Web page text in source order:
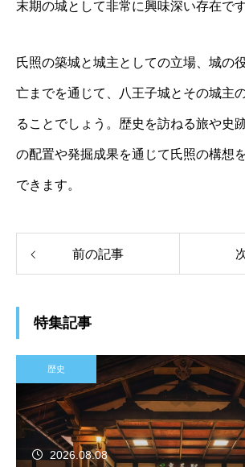
末期の城として非常に興味深い存在です
氏照の築城と城主としての立場、城の
亡までを通じて、八王子城とその城主
ることでしょう。歴史を訪ねる旅や史
の配置や発掘成果を通じて氏照の構想
できます。
前の記事
特集記事
歴史
2026.08.08